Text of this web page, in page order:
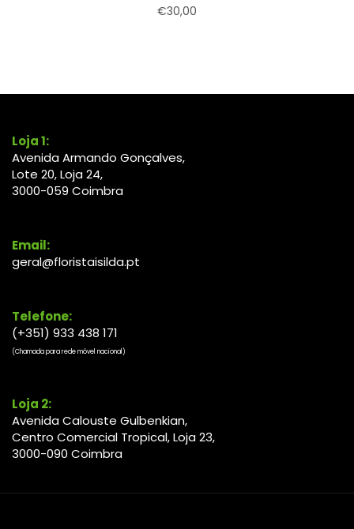
€30,00
Loja 1:
Avenida Armando Gonçalves,
Lote 20, Loja 24,
3000-059 Coimbra
Email:
geral@floristaisilda.pt
Telefone:
(+351) 933 438 171
(Chamada para rede móvel nacional)
Loja 2:
Avenida Calouste Gulbenkian,
Centro Comercial Tropical, Loja 23,
3000-090 Coimbra